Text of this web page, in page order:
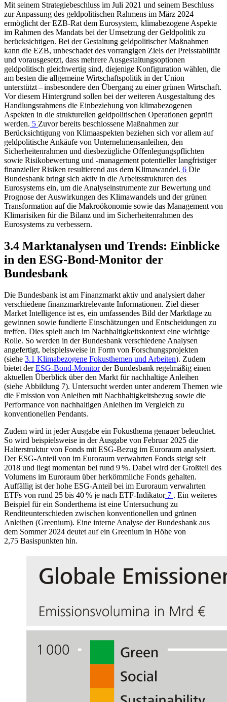
Mit seinem Strategiebeschluss im Juli 2021 und seinem Beschluss
zur Anpassung des geldpolitischen Rahmens im März 2024
ermöglicht derEZB‑Rat dem Eurosystem, klimabezogene Aspekte
im Rahmen des Mandats bei der Umsetzung der Geldpolitik zu
berücksichtigen. Bei der Gestaltung geldpolitischer Maßnahmen
kann die EZB, unbeschadet des vorrangigen Ziels der Preisstabilität
und vorausgesetzt, dass mehrere Ausgestaltungsoptionen
geldpolitisch gleichwertig sind, diejenige Konfiguration wählen, die
am besten die allgemeine Wirtschaftspolitik in der Union
unterstützt – insbesondere den Übergang zu einer grünen Wirtschaft.
Vor diesem Hintergrund sollen bei der weiteren Ausgestaltung des
Handlungsrahmens die Einbeziehung von klimabezogenen
Aspekten in die strukturellen geldpolitischen Operationen geprüft
werden. 5 Zuvor bereits beschlossene Maßnahmen zur
Berücksichtigung von Klimaaspekten beziehen sich vor allem auf
geldpolitische Ankäufe von Unternehmensanleihen, den
Sicherheitenrahmen und diesbezügliche Offenlegungspflichten
sowie Risikobewertung und -management potentieller langfristiger
finanzieller Risiken resultierend aus dem Klimawandel. 6 Die
Bundesbank bringt sich aktiv in die Arbeitsstrukturen des
Eurosystems ein, um die Analyseinstrumente zur Bewertung und
Prognose der Auswirkungen des Klimawandels und der grünen
Transformation auf die Makroökonomie sowie das Management von
Klimarisiken für die Bilanz und im Sicherheitenrahmen des
Eurosystems zu verbessern.
3.4 Marktanalysen und Trends: Einblicke
in den ESG-Bond-Monitor der
Bundesbank
Die Bundesbank ist am Finanzmarkt aktiv und analysiert daher
verschiedene finanzmarktrelevante Informationen. Ziel dieser
Market Intelligence ist es, ein umfassendes Bild der Marktlage zu
gewinnen sowie fundierte Einschätzungen und Entscheidungen zu
treffen. Dies spielt auch im Nachhaltigkeitskontext eine wichtige
Rolle. So werden in der Bundesbank verschiedene Analysen
angefertigt, beispielsweise in Form von Forschungsprojekten
(siehe 3.1 Klimabezogene Fokusthemen und Arbeiten). Zudem
bietet derESG-Bond-Monitor der Bundesbank regelmäßig einen
aktuellen Überblick über den Markt für nachhaltige Anleihen
(siehe Abbildung 7). Untersucht werden unter anderem Themen wie
die Emission von Anleihen mit Nachhaltigkeitsbezug sowie die
Performance von nachhaltigen Anleihen im Vergleich zu
konventionellen Pendants.
Zudem wird in jeder Ausgabe ein Fokusthema genauer beleuchtet.
So wird beispielsweise in der Ausgabe von Februar 2025 die
Halterstruktur von Fonds mit ESG-Bezug im Euroraum analysiert.
DerESG‑Anteil von im Euroraum verwahrten Fonds steigt seit
2018 und liegt momentan bei rund 9 %. Dabei wird der Großteil des
Volumens im Euroraum über herkömmliche Fonds gehalten.
Auffällig ist der hohe ESG‑Anteil bei im Euroraum verwahrten
ETFs von rund 25 bis 40 % je nach ETF‑Indikator7 . Ein weiteres
Beispiel für ein Sonderthema ist eine Untersuchung zu
Renditeunterschieden zwischen konventionellen und grünen
Anleihen (Greenium). Eine interne Analyse der Bundesbank aus
dem Sommer 2024 deutet auf ein Greenium in Höhe von
2,75 Basispunkten hin.